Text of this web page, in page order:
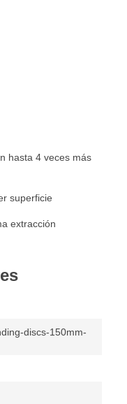
hasta 4 veces más
superficie
extracción
discs-150mm-